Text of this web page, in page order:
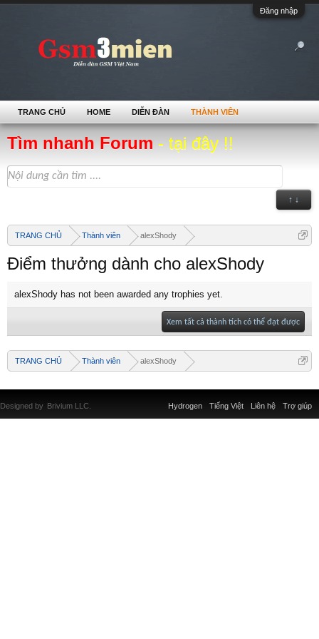
Đăng nhập
Tìm nhanh Forum - tại đây !!
↑ ↓
TRANG CHỦ Thành viên alexShody
Điểm thưởng dành cho alexShody
alexShody has not been awarded any trophies yet.
Xem tất cả thành tích có thể đạt được
TRANG CHỦ Thành viên alexShody
TRANG CHỦ HOME DIỄN ĐÀN THÀNH VIÊN
Liên hệ Trợ giúp
Hydrogen Tiếng Việt
Designed by Brivium LLC.